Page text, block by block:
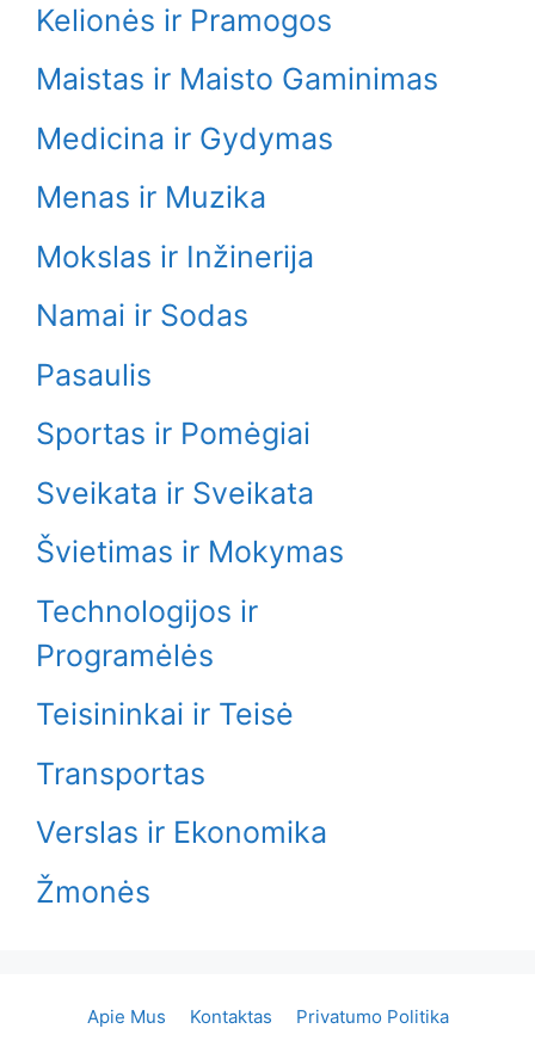
Kelionės ir Pramogos
Maistas ir Maisto Gaminimas
Medicina ir Gydymas
Menas ir Muzika
Mokslas ir Inžinerija
Namai ir Sodas
Pasaulis
Sportas ir Pomėgiai
Sveikata ir Sveikata
Švietimas ir Mokymas
Technologijos ir
Programėlės
Teisininkai ir Teisė
Transportas
Verslas ir Ekonomika
Žmonės
Apie Mus Kontaktas
Privatumo Politika